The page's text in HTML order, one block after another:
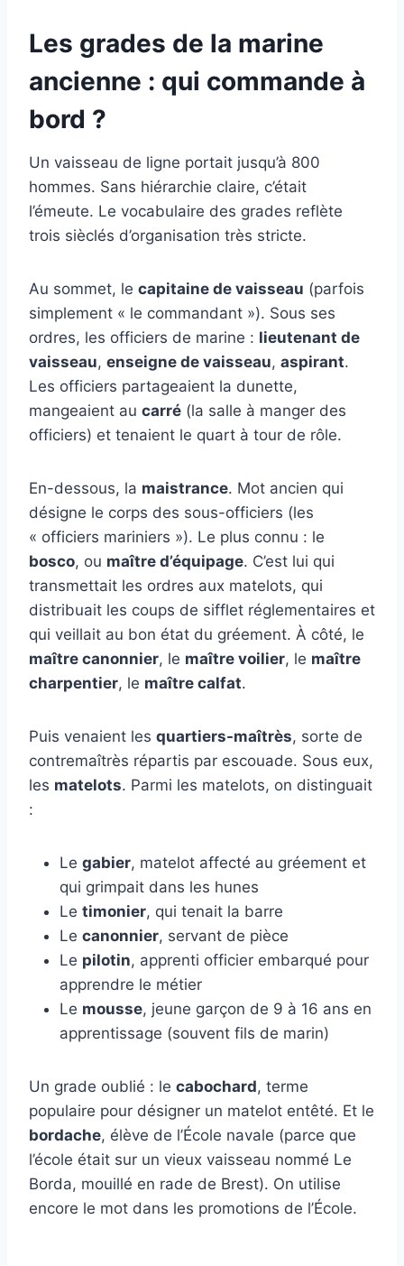
Les grades de la marine
ancienne : qui commande à
bord ?
Un vaisseau de ligne portait jusqu’à 800
hommes. Sans hiérarchie claire, c’était
l’émeute. Le vocabulaire des grades reflète
trois sièclés d’organisation très stricte.
Au sommet, le capitaine de vaisseau (parfois
simplement « le commandant »). Sous ses
ordres, les officiers de marine : lieutenant de
vaisseau, enseigne de vaisseau, aspirant.
Les officiers partageaient la dunette,
mangeaient au carré (la salle à manger des
officiers) et tenaient le quart à tour de rôle.
En-dessous, la maistrance. Mot ancien qui
désigne le corps des sous-officiers (les
« officiers mariniers »). Le plus connu : le
bosco, ou maître d’équipage. C’est lui qui
transmettait les ordres aux matelots, qui
distribuait les coups de sifflet réglementaires et
qui veillait au bon état du gréement. À côté, le
maître canonnier, le maître voilier, le maître
charpentier, le maître calfat.
Puis venaient les quartiers-maîtrès, sorte de
contremaîtrès répartis par escouade. Sous eux,
les matelots. Parmi les matelots, on distinguait
:
Le gabier, matelot affecté au gréement et
qui grimpait dans les hunes
Le timonier, qui tenait la barre
Le canonnier, servant de pièce
Le pilotin, apprenti officier embarqué pour
apprendre le métier
Le mousse, jeune garçon de 9 à 16 ans en
apprentissage (souvent fils de marin)
Un grade oublié : le cabochard, terme
populaire pour désigner un matelot entêté. Et le
bordache, élève de l’École navale (parce que
l’école était sur un vieux vaisseau nommé Le
Borda, mouillé en rade de Brest). On utilise
encore le mot dans les promotions de l’École.